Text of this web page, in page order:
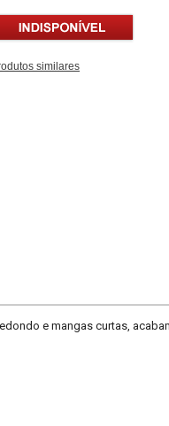
similares
e mangas curtas,